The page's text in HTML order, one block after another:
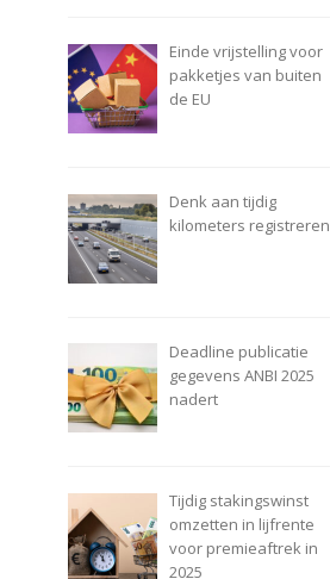
Einde vrijstelling voor
pakketjes van buiten
de EU
Denk aan tijdig
kilometers registreren
Deadline publicatie
gegevens ANBI 2025
nadert
Tijdig stakingswinst
omzetten in lijfrente
voor premieaftrek in
2025